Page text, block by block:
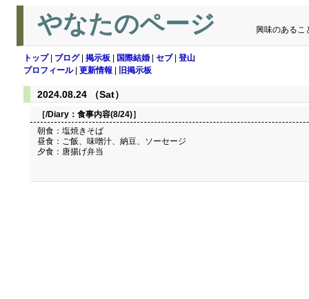
やなたのページ 興味のあるこ
トップ| ブログ| 掲示板 国際結婚 セブ| 登山
プロフィール| 更新情報 旧掲示板
2024.08.24 （Sat）
［/Diary： 食事内容(8/24)］
朝食：塩焼きそば
昼食：ご飯、味噌汁、納豆、ソーセージ
夕食：唐揚げ弁当